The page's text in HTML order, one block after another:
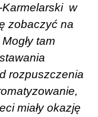
Karmelarski w
zobaczyć na
tam
rozpuszczenia
miały okazję